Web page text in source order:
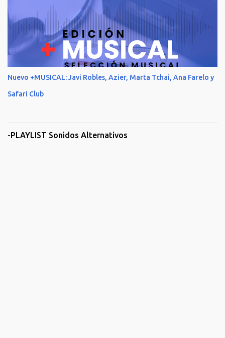
Nuevo +MUSICAL: Javi Robles, Azier, Marta Tchai, Ana Farelo y
Safari Club
-PLAYLIST Sonidos Alternativos